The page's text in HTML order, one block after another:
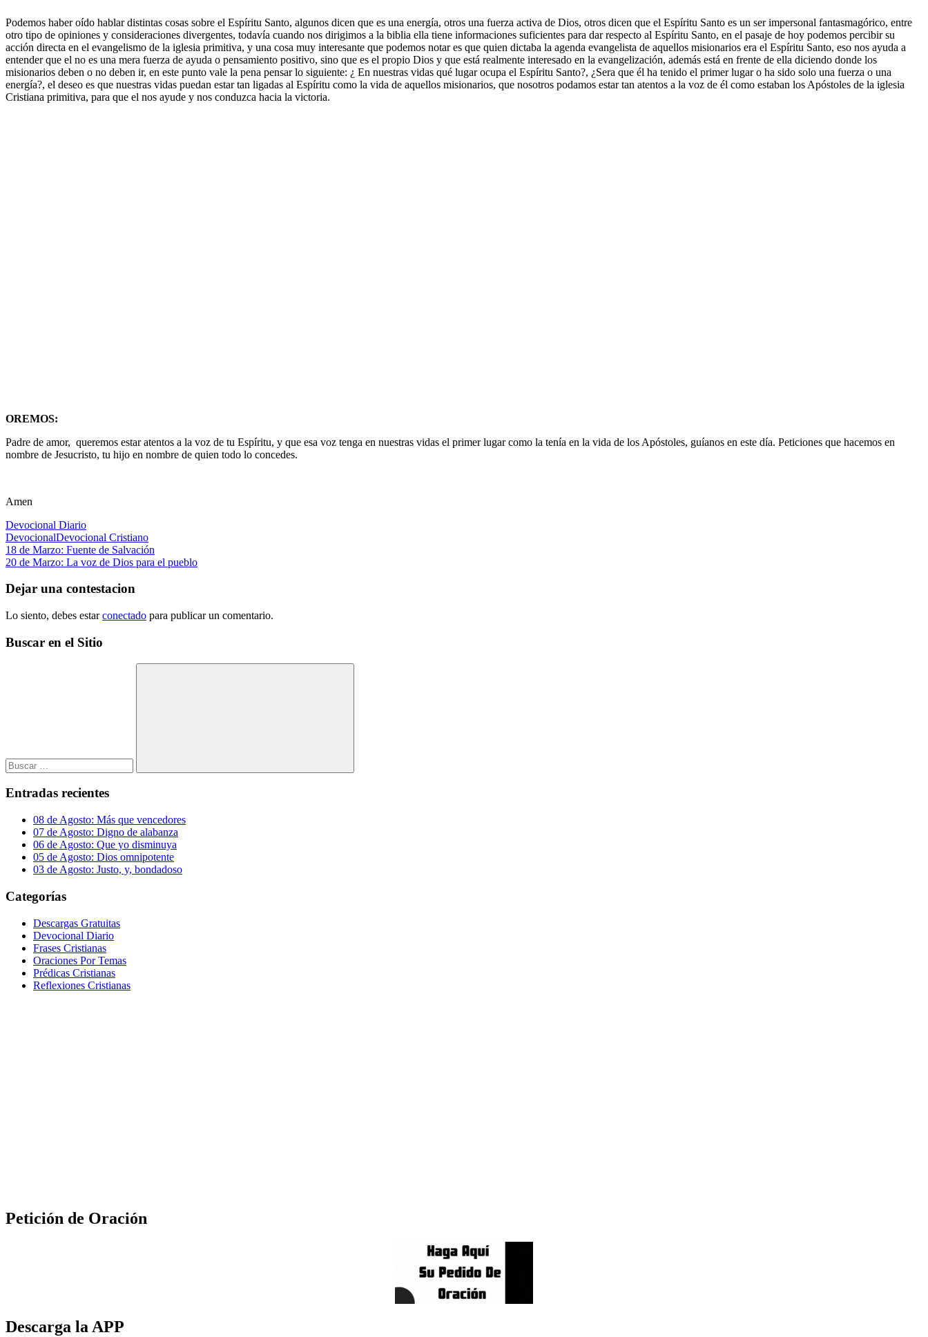
Podemos haber oído hablar distintas cosas sobre el Espíritu Santo, algunos dicen que es una energía, otros una fuerza activa de Dios, otros dicen que el Espíritu Santo es un ser impersonal fantasmagórico, entre
otro tipo de opiniones y consideraciones divergentes, todavía cuando nos dirigimos a la biblia ella tiene informaciones suficientes para dar respecto al Espíritu Santo, en el pasaje de hoy podemos percibir su
acción directa en el evangelismo de la iglesia primitiva, y una cosa muy interesante que podemos notar es que quien dictaba la agenda evangelista de aquellos misionarios era el Espíritu Santo, eso nos ayuda a
entender que el no es una mera fuerza de ayuda o pensamiento positivo, sino que es el propio Dios y que está realmente interesado en la evangelización, además está en frente de ella diciendo donde los
misionarios deben o no deben ir, en este punto vale la pena pensar lo siguiente: ¿ En nuestras vidas qué lugar ocupa el Espíritu Santo?, ¿Sera que él ha tenido el primer lugar o ha sido solo una fuerza o una
energía?, el deseo es que nuestras vidas puedan estar tan ligadas al Espíritu como la vida de aquellos misionarios, que nosotros podamos estar tan atentos a la voz de él como estaban los Apóstoles de la iglesia
Cristiana primitiva, para que el nos ayude y nos conduzca hacia la victoria.
OREMOS:
Padre de amor, queremos estar atentos a la voz de tu Espíritu, y que esa voz tenga en nuestras vidas el primer lugar como la tenía en la vida de los Apóstoles, guíanos en este día. Peticiones que hacemos en
nombre de Jesucristo, tu hijo en nombre de quien todo lo concedes.
Amen
Devocional Diario
DevocionalDevocional Cristiano
Navegación
de
entradas
Entrada
anterior:
18 de Marzo: Fuente de Salvación
Siguiente
20 de Marzo: La voz de Dios para el pueblo
Dejar una contestacion
Lo siento, debes estarconectado para publicar un comentario.
Buscar en el Sitio
Buscar
Entradas recientes
08 de Agosto: Más que vencedores
07 de Agosto: Digno de alabanza
06 de Agosto: Que yo disminuya
05 de Agosto: Dios omnipotente
03 de Agosto: Justo, y, bondadoso
Categorías
Descargas Gratuitas
Devocional Diario
Frases Cristianas
Oraciones Por Temas
Prédicas Cristianas
Reflexiones Cristianas
Petición de Oración
Descarga la APP